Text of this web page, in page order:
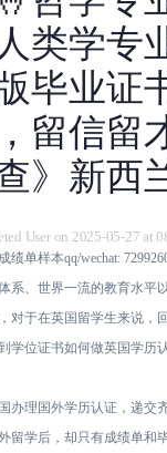
类学专
毕业证
留信留
》新西
User on 2025-05-27 at
绩单样本qq/wechat:
系、世界一流的教育水平
对于在英国留学生来说，
学位证书如何做英国学历
办理国外学历认证，递交
留学后，却只有成绩单和